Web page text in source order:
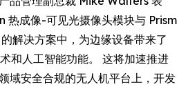
热成像-可见光摄像头模块与 Prism
解决方案中，为边缘设备带来了
和人工智能功能。 这将加速推进
域安全合规的无人机平台上，开发